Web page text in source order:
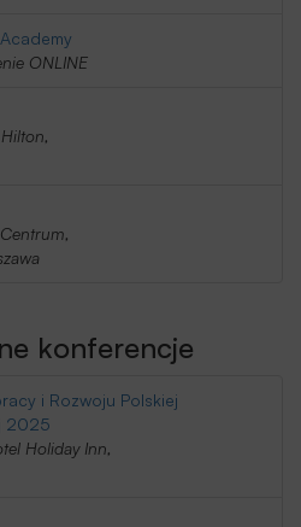
ONLINE
konferencje
i Rozwoju Polskiej
2025
Holiday Inn,